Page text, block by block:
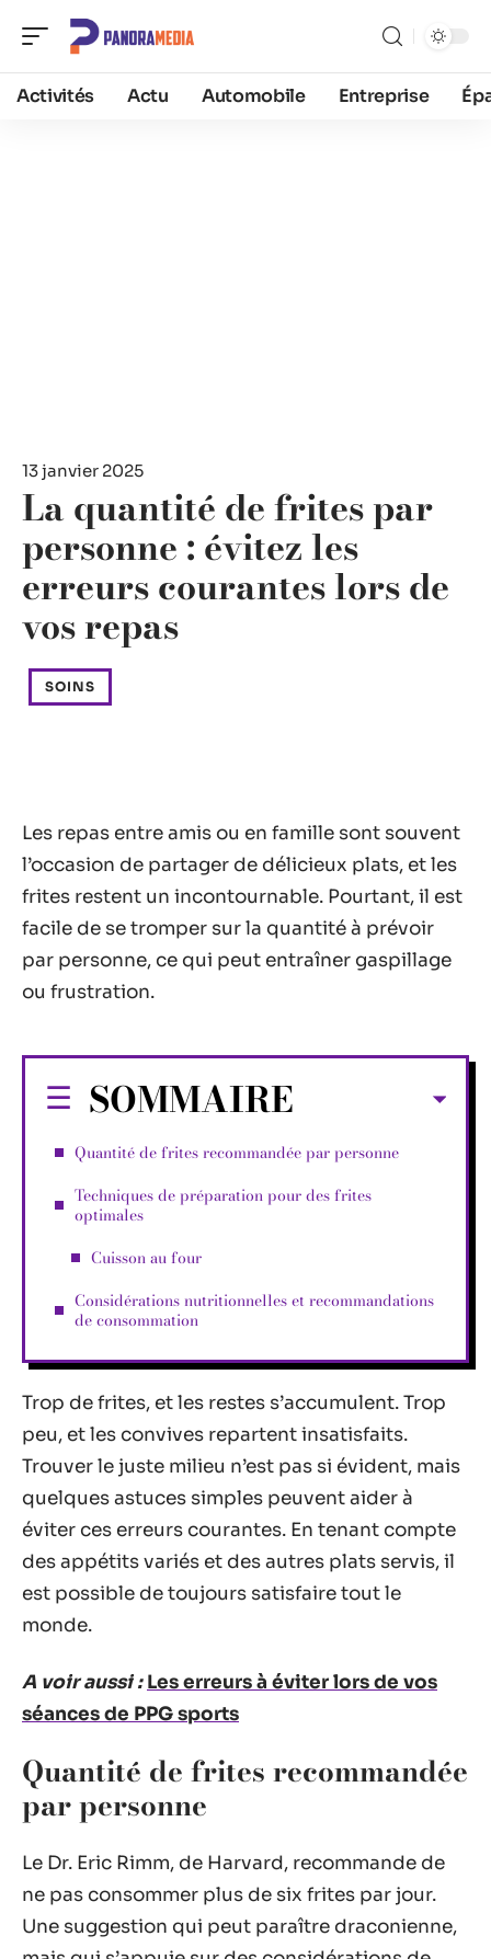
Activités Actu Automobile Entreprise
13 janvier 2025
La quantité de frites par
personne : évitez les
erreurs courantes lors de
vos repas
SOINS
Les repas entre amis ou en famille sont souvent
l’occasion de partager de délicieux plats, et les
frites restent un incontournable. Pourtant, il est
facile de se tromper sur la quantité à prévoir
par personne, ce qui peut entraîner gaspillage
ou frustration.
SOMMAIRE
Quantité de frites recommandée par personne
Techniques de préparation pour des frites
optimales
Cuisson au four
Considérations nutritionnelles et recommandations
de consommation
Trop de frites, et les restes s’accumulent. Trop
peu, et les convives repartent insatisfaits.
Trouver le juste milieu n’est pas si évident, mais
quelques astuces simples peuvent aider à
éviter ces erreurs courantes. En tenant compte
des appétits variés et des autres plats servis, il
est possible de toujours satisfaire tout le
monde.
A voir aussi : Les erreurs à éviter lors de vos
séances de PPG sports
Quantité de frites recommandée
par personne
Le Dr. Eric Rimm, de Harvard, recommande de
ne pas consommer plus de six frites par jour.
Une suggestion qui peut paraître draconienne,